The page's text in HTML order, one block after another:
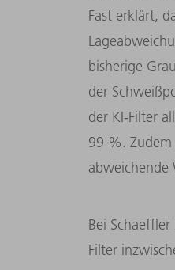
Fast erklärt,
bisherige
der
der KI-Filter
99 %.
abweichende
Bei
Filter